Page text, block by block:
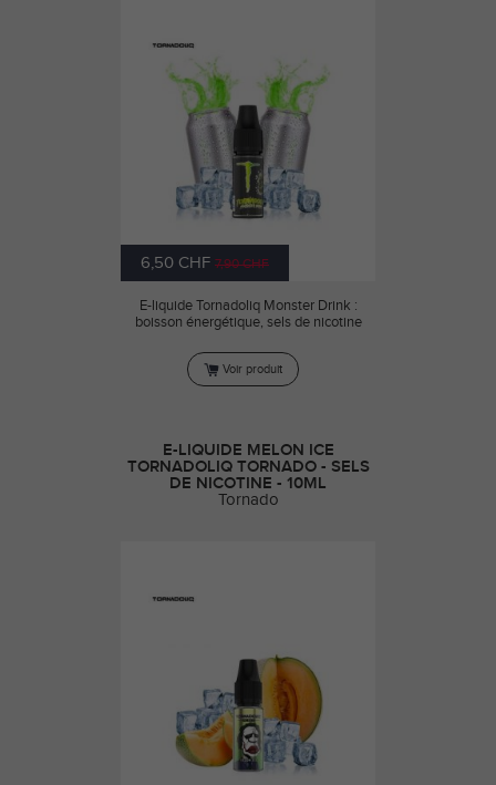
6,50 CHF 7,90 CHF
E-liquide Tornadoliq Monster Drink :
boisson énergétique, sels de nicotine
Voir produit
E-LIQUIDE MELON ICE
TORNADOLIQ TORNADO - SELS
DE NICOTINE - 10ML
Tornado